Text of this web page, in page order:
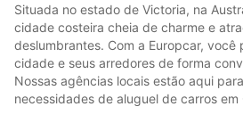
Situada no estado de Victoria, na
cidade costeira cheia de charme e
deslumbrantes. Com a Europcar, você
cidade e seus arredores de forma
Nossas agências locais estão aqui
necessidades de aluguel de carros em